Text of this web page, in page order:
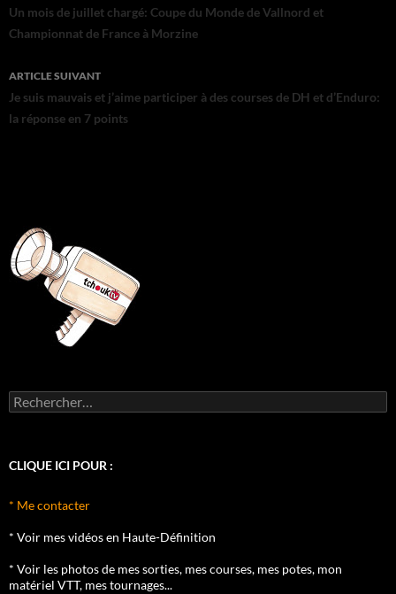
des
articles
Un mois de juillet chargé: Coupe du Monde de Vallnord et
Championnat de France à Morzine
ARTICLE SUIVANT
Je suis mauvais et j’aime participer à des courses de DH et d’Enduro:
la réponse en 7 points
Rechercher :
CLIQUE ICI POUR :
* Me contacter
* Voir mes vidéos en Haute-Définition
* Voir les photos de mes sorties, mes courses, mes potes, mon
matériel VTT, mes tournages...